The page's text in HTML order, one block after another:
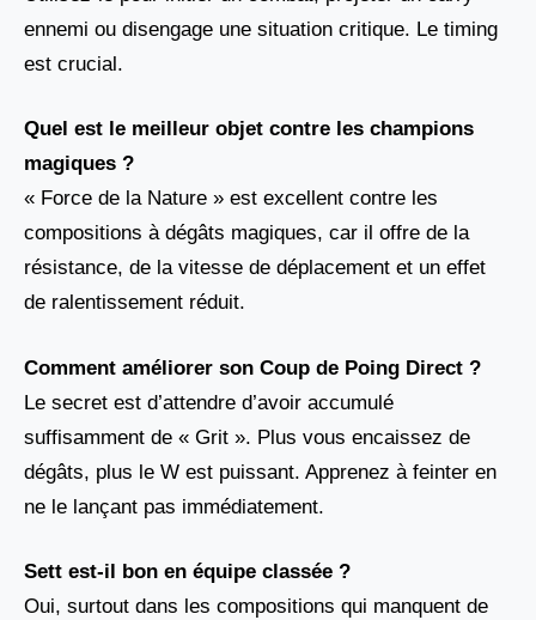
ennemi ou disengage une situation critique. Le timing
est crucial.
Quel est le meilleur objet contre les champions
magiques ?
« Force de la Nature » est excellent contre les
compositions à dégâts magiques, car il offre de la
résistance, de la vitesse de déplacement et un effet
de ralentissement réduit.
Comment améliorer son Coup de Poing Direct ?
Le secret est d’attendre d’avoir accumulé
suffisamment de « Grit ». Plus vous encaissez de
dégâts, plus le W est puissant. Apprenez à feinter en
ne le lançant pas immédiatement.
Sett est-il bon en équipe classée ?
Oui, surtout dans les compositions qui manquent de